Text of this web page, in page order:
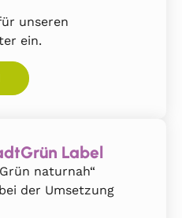
unseren
ein.
Label
naturnah“
der Umsetzung